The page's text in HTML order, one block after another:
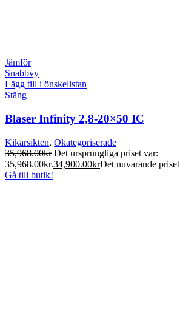
Jämför
Snabbvy
Lägg till i önskelistan
Stäng
Blaser Infinity 2,8-20×50 IC
Kikarsikten, Okategoriserade
35,968.00kr Det ursprungliga priset var:
35,968.00kr.34,900.00krDet nuvarande
Gå till butik!